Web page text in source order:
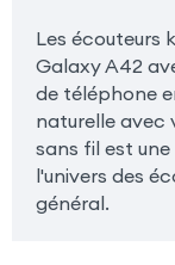
Les écouteurs
Galaxy A42
de téléphone
naturelle avec
sans fil est
l'univers des
général.